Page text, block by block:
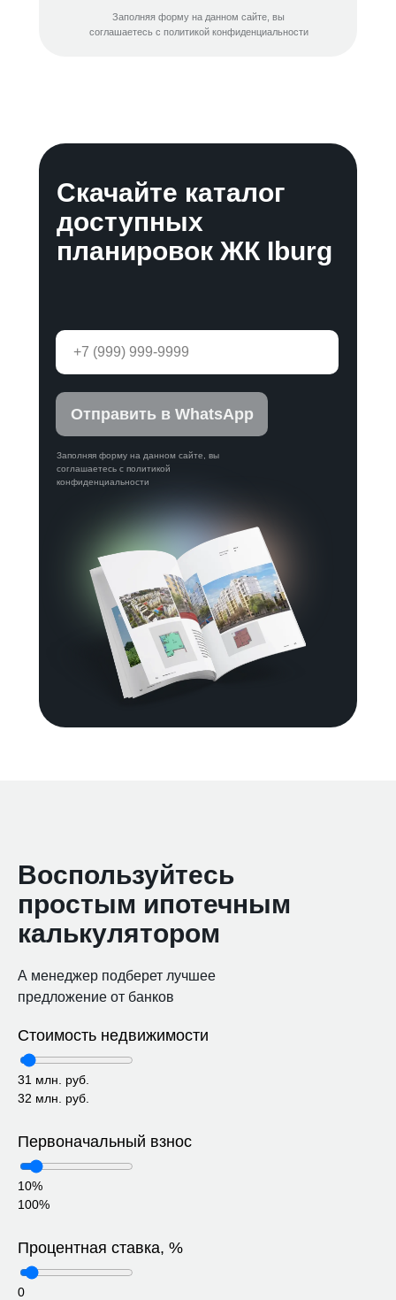
Заполняя форму на данном сайте, вы
соглашаетесь с политикой конфиденциальности
Скачайте каталог
доступных
планировок ЖК Iburg
Заполняя форму на данном сайте, вы
соглашаетесь с политикой
конфиденциальности
Отправить в WhatsApp
Воспользуйтесь
простым ипотечным
калькулятором
А менеджер подберет лучшее
предложение от банков
Стоимость недвижимости
31 млн. руб.
32 млн. руб.
Первоначальный взнос
10%
100%
Процентная ставка, %
0